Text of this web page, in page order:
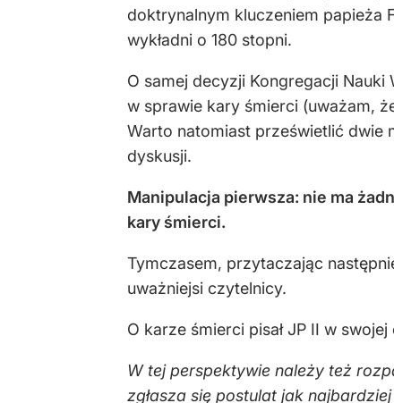
doktrynalnym kluczeniem papieża
wykładni o 180 stopni.
O samej decyzji Kongregacji
w sprawie kary śmierci (uważam,
Warto natomiast prześwietlić dwie
dyskusji.
Manipulacja pierwsza: nie ma
kary śmierci.
Tymczasem, przytaczając
uważniejsi czytelnicy.
O karze śmierci pisał JP II w
W tej perspektywie należy też
zgłasza się postulat jak